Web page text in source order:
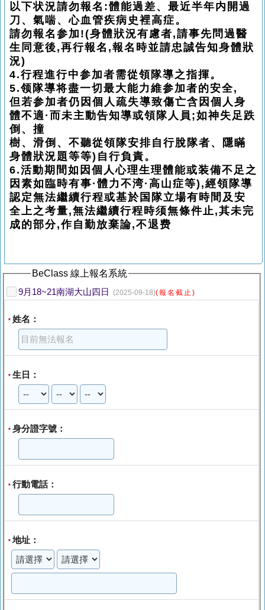
以下状況請勿報名:體能過差、最近半年内開過
刀、氣喘、心血管疾病史裡高症。
請勿報名参加!(身體狀況有慮者,請事先問過醫
生同意後,再行報名,報名時並請忠誠告知身體狀
況)
4.行程進行中参加者需從領隊導之指揮。
5.领隊導将盡一切最大能力維参加者的安全,
但若参加者仍因個人疏失導致傷亡含因個人身
體不適·而未主動告知導或領隊人員;如神失足跌
倒、撞
樹、滑倒、不聽從領隊安排自行脫隊者、隱瞞
身體狀況題等等)自行負責。
6.活動期間如因個人心理生理體能或装備不足之
因素如臨時有事·體力不湾·高山症等),經領隊導
認定無法繼續行程或基於国隊立場有時間及安
全上之考量,無法繼續行程時须無條件止,其未完
成的部分,作自勤放棄論,不退费
BeClass 線上報名系統
9月18~21南湖大山四日 (2025-09-18)(報名截止)
* 姓名：
* 生日：
* 身分證字號：
* 行動電話：
*地址：